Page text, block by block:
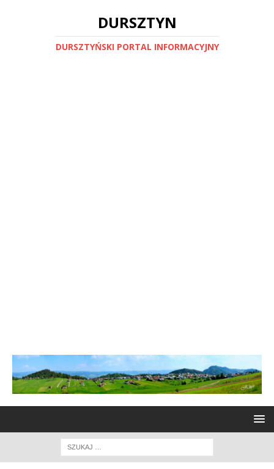
DURSZTYN
DURSZTYŃSKI PORTAL INFORMACYJNY